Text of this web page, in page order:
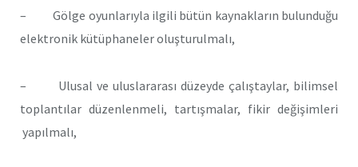
– Gölge oyunlarıyla ilgili bütün kaynakların bulunduğu
elektronik kütüphaneler oluşturulmalı,
– Ulusal ve uluslararası düzeyde çalıştaylar, bilimsel
toplantılar düzenlenmeli, tartışmalar, fikir değişimleri
yapılmalı,